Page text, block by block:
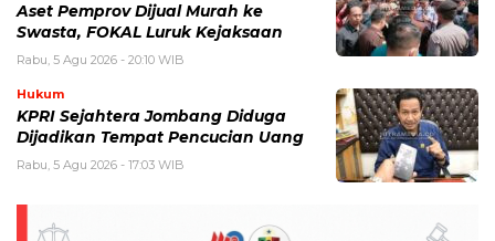
Aset Pemprov Dijual Murah ke
Swasta, FOKAL Luruk Kejaksaan
Rabu, 5 Agu 2026 - 20:10 WIB
Hukum
KPRI Sejahtera Jombang Diduga
Dijadikan Tempat Pencucian Uang
Rabu, 5 Agu 2026 - 17:03 WIB